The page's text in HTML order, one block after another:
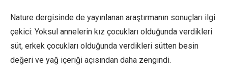
Nature dergisinde de yayınlanan araştırmanın sonuçları ilgi
çekici: Yoksul annelerin kız çocukları olduğunda verdikleri
süt, erkek çocukları olduğunda verdikleri sütten besin
değeri ve yağ içeriği açısından daha zengindi.